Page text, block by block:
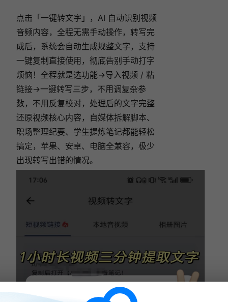
点击「一键转文字」，AI 自动识别视频
音频内容，全程无需手动操作，转写完
成后，系统会自动生成规整文字，支持
一键复制直接使用，彻底告别手动打字
烦恼！全程就是选功能→导入视频 / 粘
链接→一键转写三步，不用调复杂参
数，不用反复校对，处理后的文字完整
还原视频核心内容，自媒体拆解脚本、
职场整理纪要、学生提炼笔记都能轻松
搞定，苹果、安卓、电脑全兼容，极少
出现转写出错的情况。